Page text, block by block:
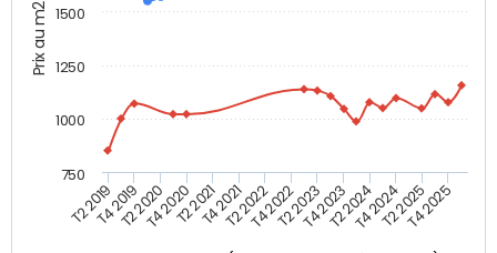
Prix au m2
T2 2019T4 2019T2 2020T4 2020T2 2021T4 2021T2 2022T4 2022T2 2023T4 2023T2 2024T4 2024T2 2025T4 2025
750
1000
1250
1500